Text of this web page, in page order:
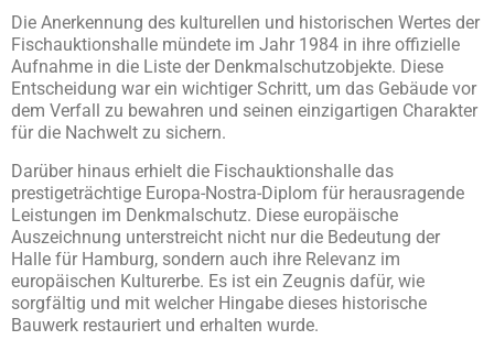
Die Anerkennung des kulturellen und historischen Wertes der
Fischauktionshalle mündete im Jahr 1984 in ihre offizielle
Aufnahme in die Liste der Denkmalschutzobjekte. Diese
Entscheidung war ein wichtiger Schritt, um das Gebäude vor
dem Verfall zu bewahren und seinen einzigartigen Charakter
für die Nachwelt zu sichern.
Darüber hinaus erhielt die Fischauktionshalle das
prestigeträchtige Europa-Nostra-Diplom für herausragende
Leistungen im Denkmalschutz. Diese europäische
Auszeichnung unterstreicht nicht nur die Bedeutung der
Halle für Hamburg, sondern auch ihre Relevanz im
europäischen Kulturerbe. Es ist ein Zeugnis dafür, wie
sorgfältig und mit welcher Hingabe dieses historische
Bauwerk restauriert und erhalten wurde.